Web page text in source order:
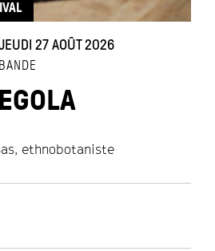
27 AOÛT 2026
ethnobotaniste